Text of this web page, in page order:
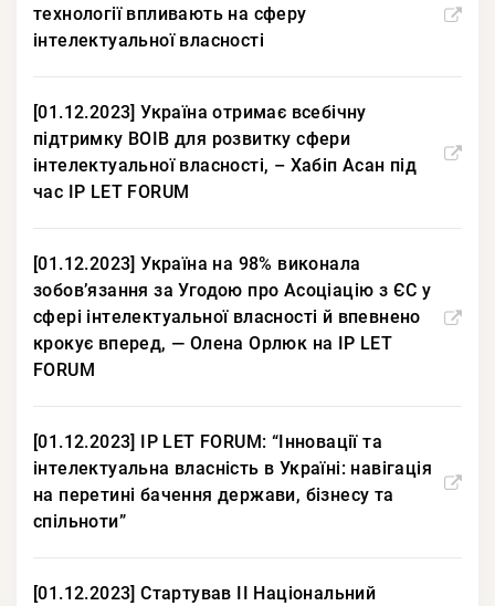
технології впливають на сферу
інтелектуальної власності
[01.12.2023] Україна отримає всебічну
підтримку ВОІВ для розвитку сфери
інтелектуальної власності, – Хабіп Асан під
час IP LET FORUM
[01.12.2023] Україна на 98% виконала
зобовʼязання за Угодою про Асоціацію з ЄС у
сфері інтелектуальної власності й впевнено
крокує вперед, — Олена Орлюк на IP LET
FORUM
[01.12.2023] IP LET FORUM: “Інновації та
інтелектуальна власність в Україні: навігація
на перетині бачення держави, бізнесу та
спільноти”
[01.12.2023] Стартував ІІ Національний